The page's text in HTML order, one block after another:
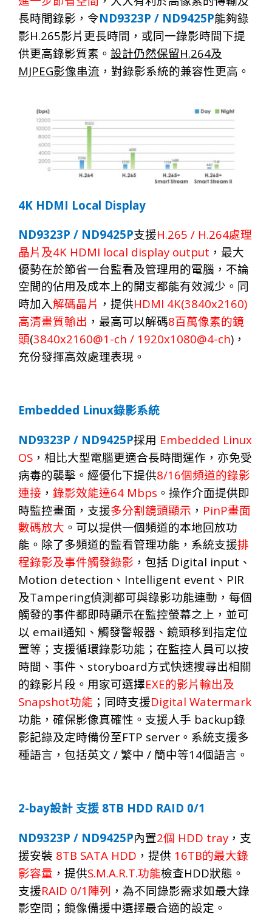
長時間錄影，令ND9323P / ND9425P能夠錄
影H.265影片更長時間，或同一錄影時間下提
供更高錄影質素。 設計仍然保留H.264及
MJPEG影像串流 ，對錄影系統的兼容性更高。
4K HDMI Local Display
ND9323P / ND9425P支援H.265 / H.264處理
晶片及4K HDMI local display output ，最大
優勢在於節省一台監看及管理用的電腦，不論
空間的佔用及成本上的開支都能有效減少。同
時加入解碼晶片 ，提供HDMI 4K(3840x2160)
高清畫質輸出 ，最高可以解碼8百萬像素的鏡
頭(3840x2160@1-ch / 1920x1080@4-ch) ，
充份發揮高效處理表現。
Embedded Linux錄影系統
ND9323P / ND9425P採用 Embedded Linux
OS ，相比大型電腦更適合長時間運作，亦免受
病毒的襲擊。經優化下提供8/16個頻道的錄影
連接 ， 錄影效能達64 Mbps 。操作介面提供即
時監控畫面，支援多分割鏡頭顯示 ， PinP畫面
數碼放大 。可以提供一個頻道的本地回放功
能。除了多頻道的監看管理功能，系統支援排
程錄影及事件觸發錄影 ，包括 Digital input 、
Motion detection 、 Intelligent event 、 PIR
及Tampering偵測都可與錄影功能連動，每個
觸發的事件都即時顯示在監控螢幕之上，並可
以 email通知、觸發警報器、鏡頭移到指定位
置等；支援循環錄影功能；在監控人員可以按
時間、事件、 storyboard方式快速搜尋出相關
的錄影片段。用家可選擇EXE的影片輸出及
Snapshot功能 ； 同時支援Digital Watermark
功能， 確保影像真確性 。支援人手 backup錄
影記錄及定時備份至FTP server 。系統支援多
種語言，包括英文 / 繁中 / 簡中等14個語言。
2-bay設計 支援 8TB HDD RAID 0/1
ND9323P / ND9425P內置2個 HDD tray ，支
援安裝 8TB SATA HDD ，提供 16TB的最大錄
影容量 ，提供S.M.A.R.T.功能檢查HDD狀態。
支援RAID 0/1 陣列
，為不同錄影需求如最大錄
影空間；鏡像備援中選擇最合適的設定。